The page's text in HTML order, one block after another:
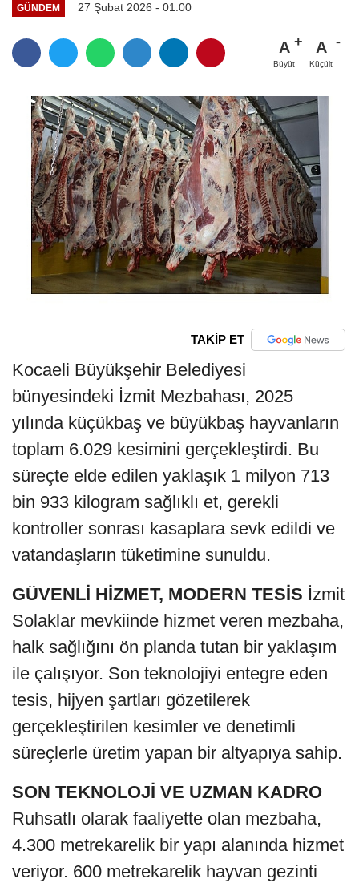
GÜNDEM 27 Şubat 2026 - 01:00
A
Büyüt
A
Küçült
TAKİP ET
Kocaeli Büyükşehir Belediyesi
bünyesindeki İzmit Mezbahası, 2025
yılında küçükbaş ve büyükbaş hayvanların
toplam 6.029 kesimini gerçekleştirdi. Bu
süreçte elde edilen yaklaşık 1 milyon 713
bin 933 kilogram sağlıklı et, gerekli
kontroller sonrası kasaplara sevk edildi ve
vatandaşların tüketimine sunuldu.
GÜVENLİ HİZMET, MODERN TESİS İzmit
Solaklar mevkiinde hizmet veren mezbaha,
halk sağlığını ön planda tutan bir yaklaşım
ile çalışıyor. Son teknolojiyi entegre eden
tesis, hijyen şartları gözetilerek
gerçekleştirilen kesimler ve denetimli
süreçlerle üretim yapan bir altyapıya sahip.
SON TEKNOLOJİ VE UZMAN KADRO
Ruhsatlı olarak faaliyette olan mezbaha,
4.300 metrekarelik bir yapı alanında hizmet
veriyor. 600 metrekarelik hayvan gezinti